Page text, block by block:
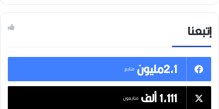
إتبعنا
2,1مليون
متابع
1,111 ألف متابعون